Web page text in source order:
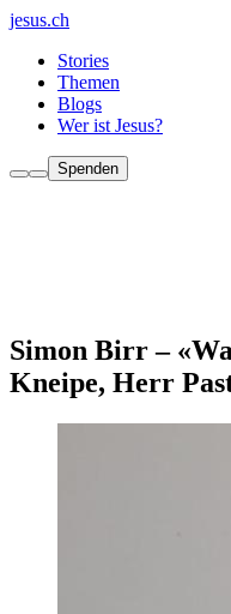
jesus.ch
Stories
Themen
Blogs
Wer ist Jesus?
Spenden
Simon Birr –
Kneipe, Herr